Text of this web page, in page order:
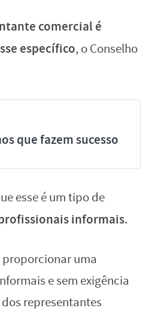
comercial é
específico, o Conselho
que fazem sucesso
esse é um tipo de
informais.
proporcionar uma
e sem exigência
representantes